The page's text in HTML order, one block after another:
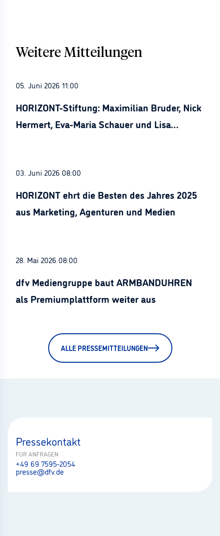
Weitere Mitteilungen
05. Juni 2026 11:00
HORIZONT-Stiftung: Maximilian Bruder, Nick
Hermert, Eva-Maria Schauer und Lisa
03. Juni 2026 08:00
HORIZONT ehrt die Besten des Jahres 2025
aus Marketing, Agenturen und Medien
28. Mai 2026 08:00
dfv Mediengruppe baut ARMBANDUHREN
als Premiumplattform weiter aus
ALLE PRESSEMITTEILUNGEN
Pressekontakt
FÜR ANFRAGEN
+49 69 7595-2054
presse@dfv.de